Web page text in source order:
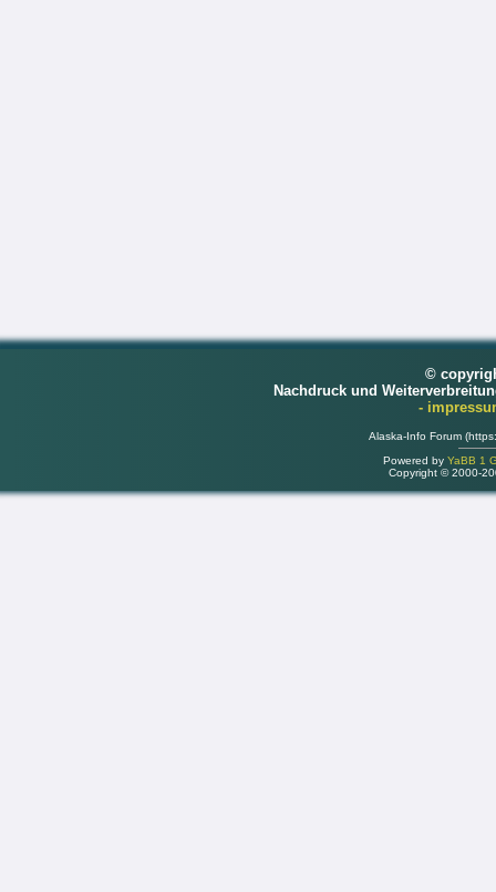
©
Nachdruck und
-
Alaska-Info Forum
Powered by YaBB 1
Copyright © 2000-